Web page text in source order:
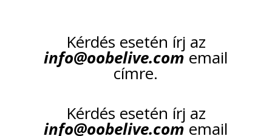
Kérdés esetén írj az
info@oobelive.com email
címre.
Kérdés esetén írj az
info@oobelive.com email